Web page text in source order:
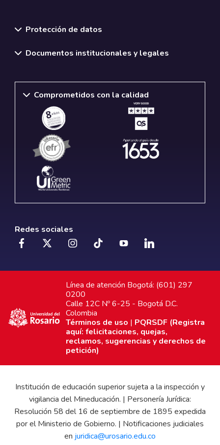
Protección de datos
Documentos institucionales y legales
Comprometidos con la calidad
Redes sociales
Línea de atención Bogotá: (601) 297
0200
Calle 12C Nº 6-25 - Bogotá D.C.
Colombia
Términos de uso | PQRSDF (Registra
aquí: felicitaciones, quejas,
reclamos, sugerencias y derechos de
petición)
Institución de educación superior sujeta a la inspección y
vigilancia del Mineducación. | Personería Jurídica:
Resolución 58 del 16 de septiembre de 1895 expedida
por el Ministerio de Gobierno. | Notificaciones judiciales
en juridica@urosario.edu.co